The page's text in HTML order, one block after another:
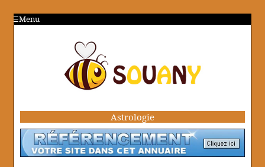
Menu
Astrologie